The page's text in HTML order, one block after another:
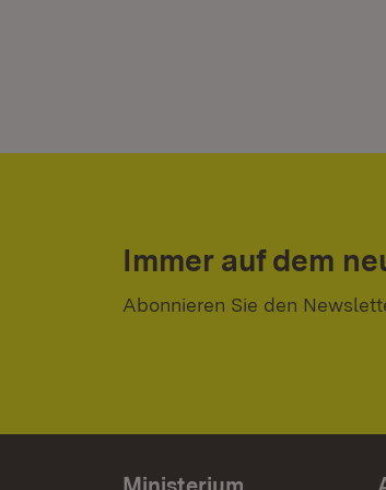
Immer auf dem
Abonnieren Sie den